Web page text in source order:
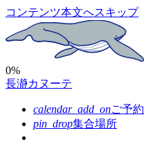
コンテンツ本文へスキップ
0%
長瀞カヌーテ
calendar_add_onご予約
pin_drop集合場所